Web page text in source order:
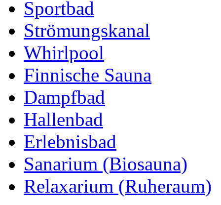
Sportbad
Strömungskanal
Whirlpool
Finnische Sauna
Dampfbad
Hallenbad
Erlebnisbad
Sanarium (Biosauna)
Relaxarium (Ruheraum)